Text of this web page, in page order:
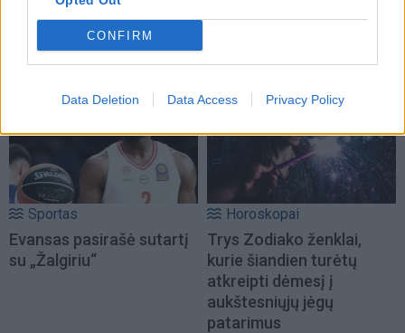
CONFIRM
Data Deletion Data Access Privacy Policy
NAUJI
Sportas
Evansas pasirašė sutartį
su „Žalgiriu“
Horoskopai
Trys Zodiako ženklai,
kurie šiandien turėtų
atkreipti dėmesį į
aukštesniųjų jėgų
patarimus